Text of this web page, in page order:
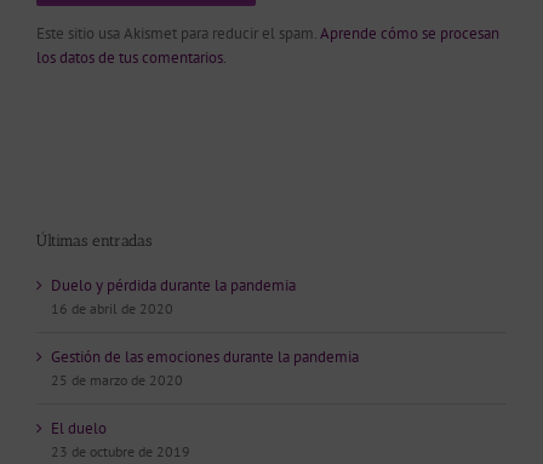
Este sitio usa Akismet para reducir el spam.Aprende cómo se procesan
los datos de tus comentarios.
Últimas entradas
Duelo y pérdida durante la pandemia
16 de abril de 2020
Gestión de las emociones durante la pandemia
25 de marzo de 2020
El duelo
23 de octubre de 2019